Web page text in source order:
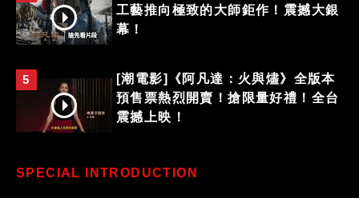
工藝推向極致的大師鉅作！震撼大銀
幕！
5
[潮電影]《阿凡達：火與燼》全版本
預售票熱烈開賣！搶限量好禮！全台
震撼上映！
SPECIAL INTRODUCTION